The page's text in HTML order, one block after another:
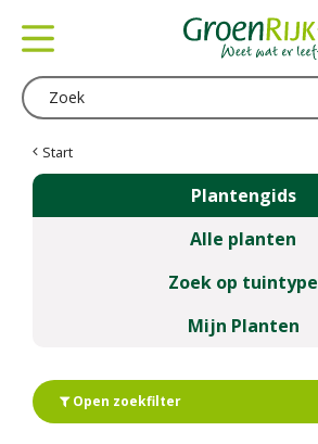
Start
Plantengids
Alle planten
Zoek op tuintype
Mijn Planten
Open zoekfilter